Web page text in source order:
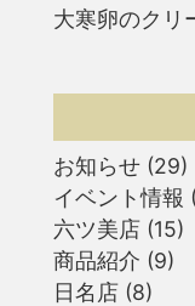
大寒卵のクリ
お知らせ (29)
イベント情報
六ツ美店 (15)
商品紹介 (9)
日名店 (8)